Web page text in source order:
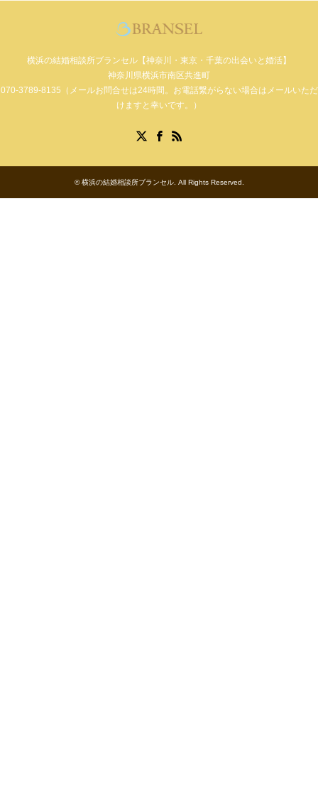
横浜の結婚相談所ブランセル【神奈川・東京・千葉の出会いと婚活】
神奈川県横浜市南区共進町
070-3789-8135（メールお問合せは24時間。お電話繋がらない場合はメールいただ
けますと幸いです。）
©横浜の結婚相談所ブランセル. All Rights Reserved.